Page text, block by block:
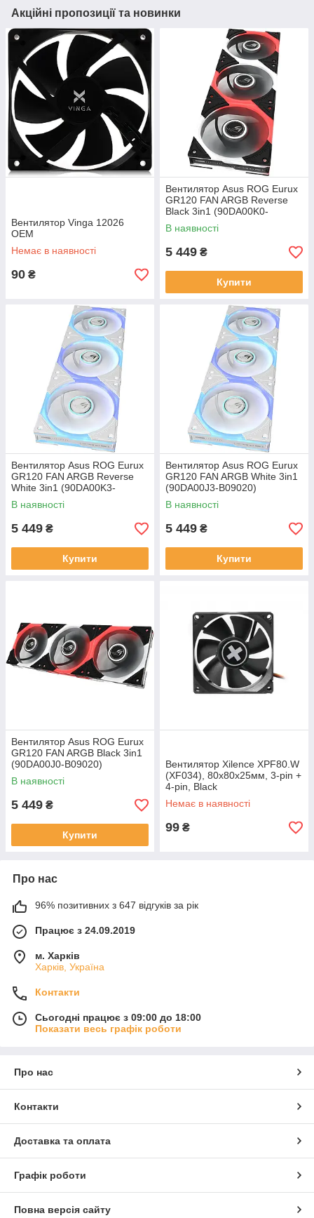
Акційні пропозиції та новинки
Вентилятор Vinga 12026
OEM
Немає в наявності
90 ₴
Вентилятор Asus ROG Eurux
GR120 FAN ARGB Reverse
Black 3in1 (90DA00K0-
B09020)
В наявності
5 449 ₴
Купити
Вентилятор Asus ROG Eurux
GR120 FAN ARGB Reverse
White 3in1 (90DA00K3-
B09020)
В наявності
5 449 ₴
Купити
Вентилятор Asus ROG Eurux
GR120 FAN ARGB White 3in1
(90DA00J3-B09020)
В наявності
5 449 ₴
Купити
Вентилятор Asus ROG Eurux
GR120 FAN ARGB Black 3in1
(90DA00J0-B09020)
В наявності
5 449 ₴
Купити
Вентилятор Xilence XPF80.W
(XF034), 80х80х25мм, 3-pin +
4-pin, Black
Немає в наявності
99 ₴
Про нас
96% позитивних з 647 відгуків за рік
Працює з 24.09.2019
м. Харків
Харків, Україна
Контакти
Сьогодні працює з 09:00 до 18:00
Показати весь графік роботи
Про нас
Контакти
Доставка та оплата
Графік роботи
Повна версія сайту